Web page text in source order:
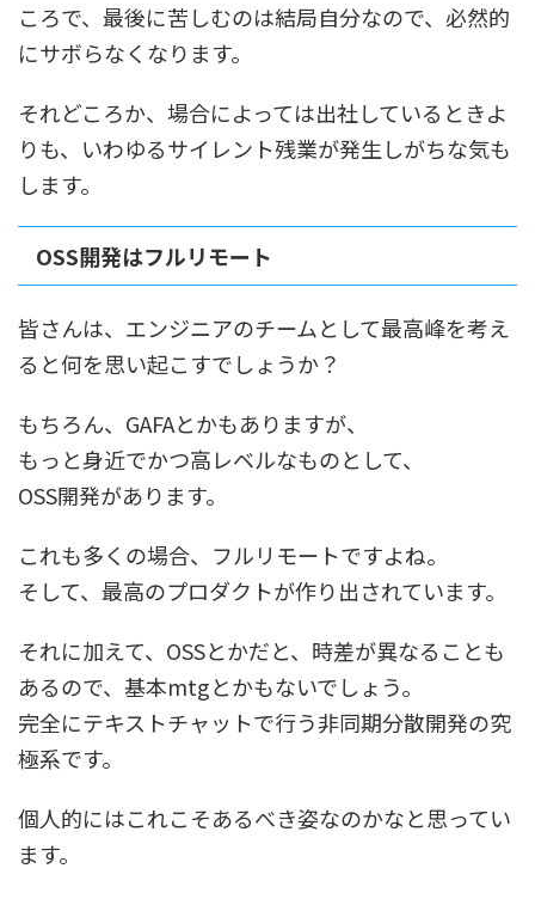
ころで、最後に苦しむのは結局自分なので、必然的
にサボらなくなります。
それどころか、場合によっては出社しているときよ
りも、いわゆるサイレント残業が発生しがちな気も
します。
OSS開発はフルリモート
皆さんは、エンジニアのチームとして最高峰を考え
ると何を思い起こすでしょうか？
もちろん、GAFAとかもありますが、
もっと身近でかつ高レベルなものとして、
OSS開発があります。
これも多くの場合、フルリモートですよね。
そして、最高のプロダクトが作り出されています。
それに加えて、OSSとかだと、時差が異なることも
あるので、基本mtgとかもないでしょう。
完全にテキストチャットで行う非同期分散開発の究
極系です。
個人的にはこれこそあるべき姿なのかなと思ってい
ます。